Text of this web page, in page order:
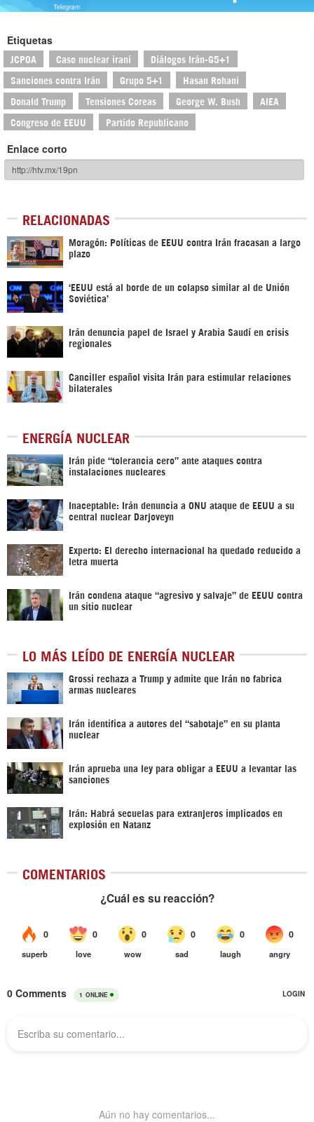
Etiquetas
JCPOA Caso nuclear iraní Diálogos Irán-G5+1
Sanciones contra Irán Grupo 5+1 Hasan Rohani
Donald Trump Tensiones Coreas George W. Bush AIEA
Congreso de EEUU Partido Republicano
Enlace corto
RELACIONADAS
Moragón: Políticas de EEUU contra Irán fracasan a largo
plazo
‘EEUU está al borde de un colapso similar al de Unión
Soviética’
Irán denuncia papel de Israel y Arabia Saudí en crisis
regionales
Canciller español visita Irán para estimular relaciones
bilaterales
ENERGÍA NUCLEAR
Irán pide “tolerancia cero” ante ataques contra
instalaciones nucleares
Inaceptable: Irán denuncia a ONU ataque de EEUU a su
central nuclear Darjoveyn
Experto: El derecho internacional ha quedado reducido a
letra muerta
Irán condena ataque “agresivo y salvaje” de EEUU contra
un sitio nuclear
LO MÁS LEÍDO DE ENERGÍA NUCLEAR
Grossi rechaza a Trump y admite que Irán no fabrica
armas nucleares
Irán identifica a autores del “sabotaje” en su planta
nuclear
Irán aprueba una ley para obligar a EEUU a levantar las
sanciones
Irán: Habrá secuelas para extranjeros implicados en
explosión en Natanz
COMENTARIOS